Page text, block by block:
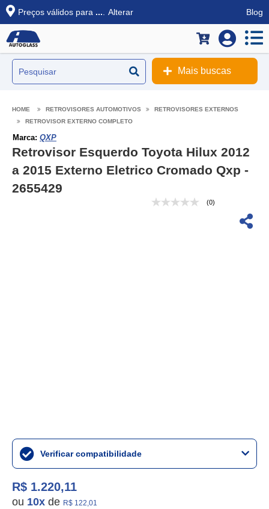
Preços válidos para ... Alterar Blog
Mais buscas
RETROVISORES AUTOMOTIVOS
RETROVISORES EXTERNOS
RETROVISOR EXTERNO COMPLETO
Marca: QXP
Retrovisor Esquerdo Toyota Hilux 2012
a 2015 Externo Eletrico Cromado Qxp -
2655429
(0)
Verificar compatibilidade
R$ 1.220,11
ou 10x de R$ 122,01